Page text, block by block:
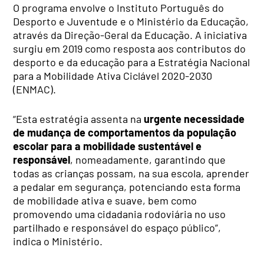
O programa envolve o Instituto Português do
Desporto e Juventude e o Ministério da Educação,
através da Direção-Geral da Educação. A iniciativa
surgiu em 2019 como resposta aos contributos do
desporto e da educação para a Estratégia Nacional
para a Mobilidade Ativa Ciclável 2020-2030
(ENMAC).
“Esta estratégia assenta naurgente necessidade
de mudança de comportamentos da população
escolar para a mobilidade sustentável e
responsável, nomeadamente, garantindo que
todas as crianças possam, na sua escola, aprender
a pedalar em segurança, potenciando esta forma
de mobilidade ativa e suave, bem como
promovendo uma cidadania rodoviária no uso
partilhado e responsável do espaço público”,
indica o Ministério.